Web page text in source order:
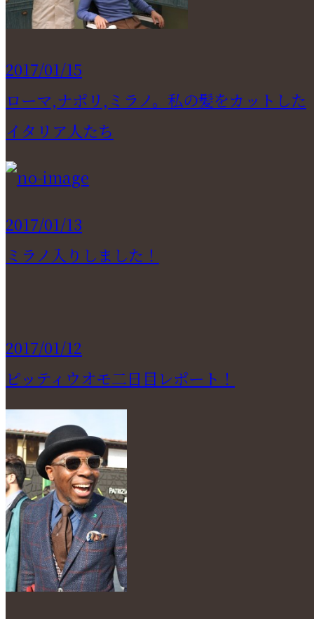
2017/01/15
ローマ,ナポリ,ミラノ。私の髪をカットした
イタリア人たち
2017/01/13
ミラノ入りしました！
2017/01/12
ピッティウオモ二日目レポート！